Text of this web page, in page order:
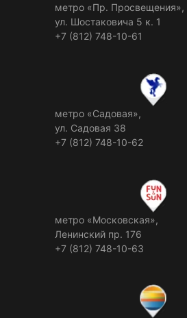
метро «Пр. Просвещения»,
ул. Шостаковича 5 к. 1
+7 (812) 748-10-61
метро «Садовая»,
ул. Садовая 38
+7 (812) 748-10-62
метро «Московская»,
Ленинский пр. 176
+7 (812) 748-10-63